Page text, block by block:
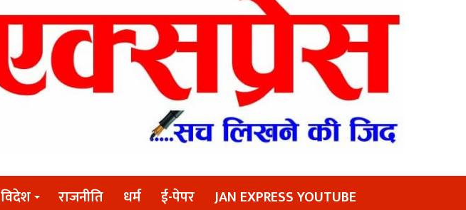
विदेश राजनीति धर्म ई-पेपर
JAN EXPRESS YOUTUBE